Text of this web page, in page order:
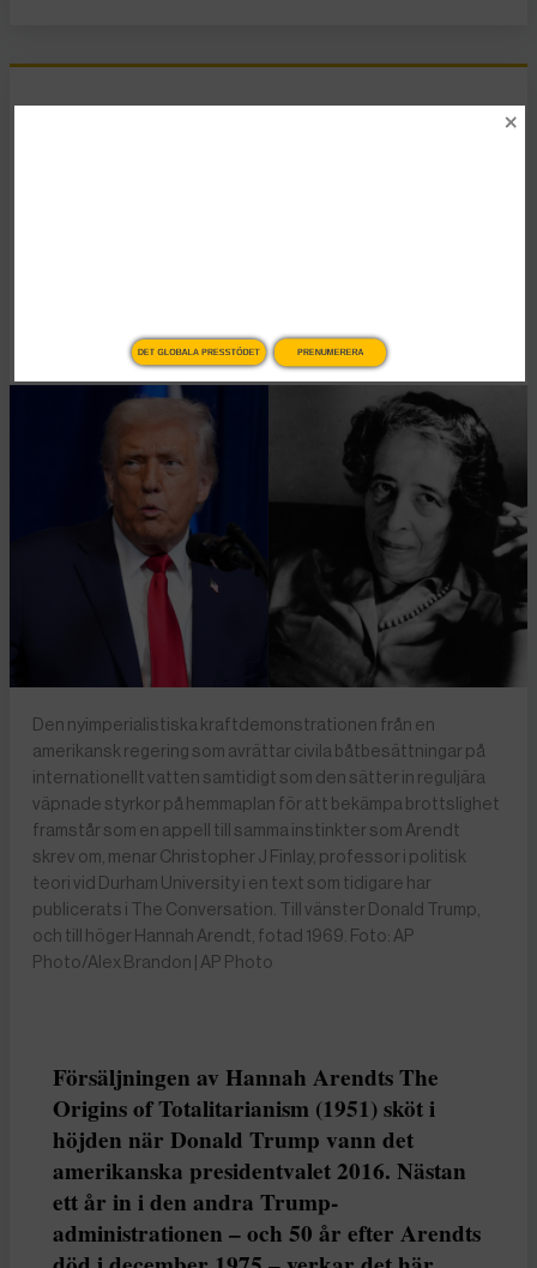
Publicerad 2 januari, 2026
Den nyimperialistiska kraftdemonstrationen från en
amerikansk regering som avrättar civila båtbesättningar på
internationellt vatten samtidigt som den sätter in reguljära
väpnade styrkor på hemmaplan för att bekämpa brottslighet
framstår som en appell till samma instinkter som Arendt
skrev om, menar Christopher J Finlay, professor i politisk
teori vid Durham University i en text som tidigare har
publicerats i The Conversation. Till vänster Donald Trump,
och till höger Hannah Arendt, fotad 1969. Foto: AP
Photo/Alex Brandon | AP Photo
Försäljningen av Hannah Arendts The
Origins of Totalitarianism (1951) sköt i
höjden när Donald Trump vann det
amerikanska presidentvalet 2016. Nästan
ett år in i den andra Trump-
administrationen – och 50 år efter Arendts
DET GLOBALA PRESSTÖDET PRENUMERERA